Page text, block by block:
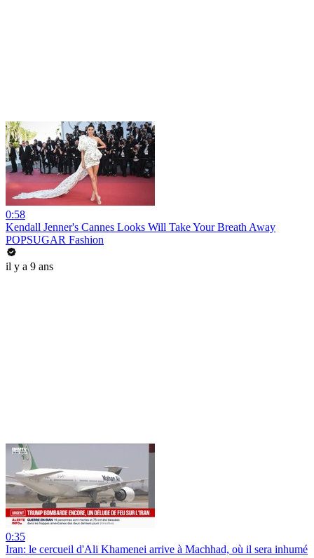
0:58
Kendall Jenner's Cannes Looks Will Take Your Breath Away
POPSUGAR Fashion
il y a 9 ans
0:35
Iran: le cercueil d'Ali Khamenei arrive à Machhad, où il sera inhumé